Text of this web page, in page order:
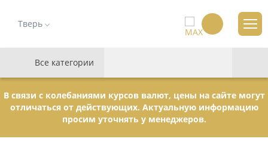
Тверь
Все категории
В связи с колебаниями курсов валют, цены на сайте могут
отличаться от действующих. Актуальную информацию
просим уточнять у менеджеров.